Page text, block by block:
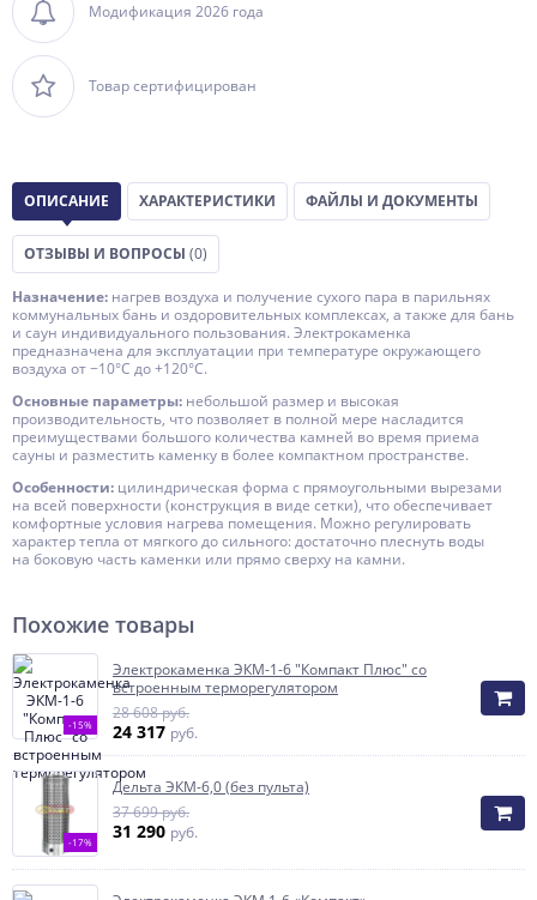
Модификация 2026 года
Товар сертифицирован
ОПИСАНИЕ ХАРАКТЕРИСТИКИ ФАЙЛЫ И ДОКУМЕНТЫ
ОТЗЫВЫ И ВОПРОСЫ (0)
Назначение: нагрев воздуха и получение сухого пара в парильнях
коммунальных бань и оздоровительных комплексах, а также для бань
и саун индивидуального пользования. Электрокаменка
предназначена для эксплуатации при температуре окружающего
воздуха от −10°С до +120°С.
Основные параметры: небольшой размер и высокая
производительность, что позволяет в полной мере насладится
преимуществами большого количества камней во время приема
сауны и разместить каменку в более компактном пространстве.
Особенности: цилиндрическая форма с прямоугольными вырезами
на всей поверхности (конструкция в виде сетки), что обеспечивает
комфортные условия нагрева помещения. Можно регулировать
характер тепла от мягкого до сильного: достаточно плеснуть воды
на боковую часть каменки или прямо сверху на камни.
Похожие товары
-15%
Электрокaмeнка ЭКМ-1-6 "Компакт Плюс" со
встроенным терморегулятором
28 608 руб.
24 317 руб.
-17%
Дельта ЭКМ-6,0 (без пульта)
37 699 руб.
31 290 руб.